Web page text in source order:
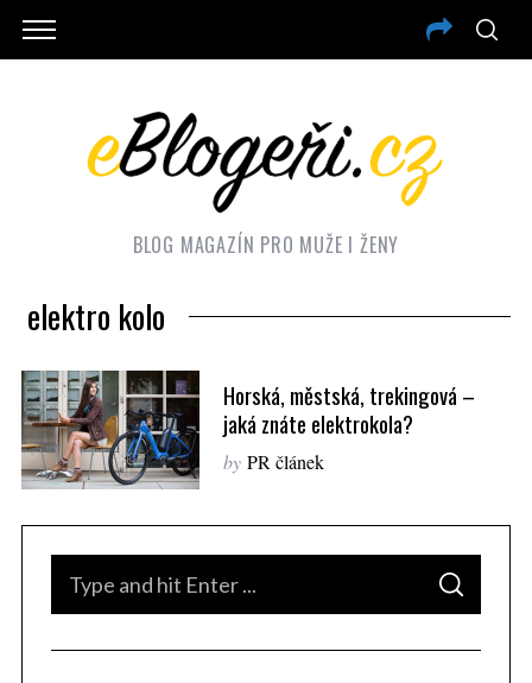
BLOG MAGAZÍN PRO MUŽE I ŽENY
elektro kolo
Horská, městská, trekingová –
jaká znáte elektrokola?
by PR článek
S
A
C